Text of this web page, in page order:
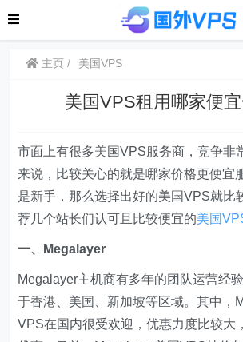
主页 美国VPS
美国VPS租用哪家便宜
市面上有很多美国VPS服务商，竞争非
来说，比较关心的就是哪家价格更便宜
是新手，那么选择出好的美国VPS就比
荐几个站长们认可且比较便宜的美国
一、Megalayer
Megalayer主机商有多年的团队运营经
于香港、美国、新加坡等区域。其中，
VPS在国内很受欢迎，优惠力度比较大